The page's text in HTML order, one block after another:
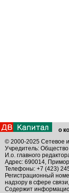
о
© 2000-2025 Сетевое
Учредитель:
И.о. главного
Адрес: 690014,
Телефоны: +7 (423)
Регистрационный
надзору в сфере
Содержит